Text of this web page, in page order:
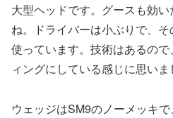
大型ヘッドです。グースも効
ね。ドライバーは小ぶりで、
使っています。技術はあるの
ィングにしている感じに思いま
ウェッジはSM9のノーメッキ